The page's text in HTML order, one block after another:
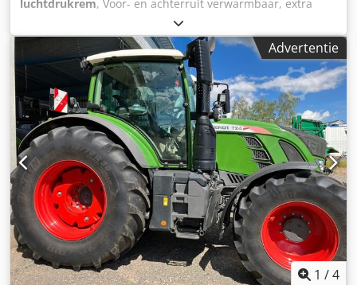
luchtdrukrem, Voor- en achterruit verwarmbaar, extra
uitrustingshouder / Dodpfx Aer Ilxvscysck
Advertentie
1 /4